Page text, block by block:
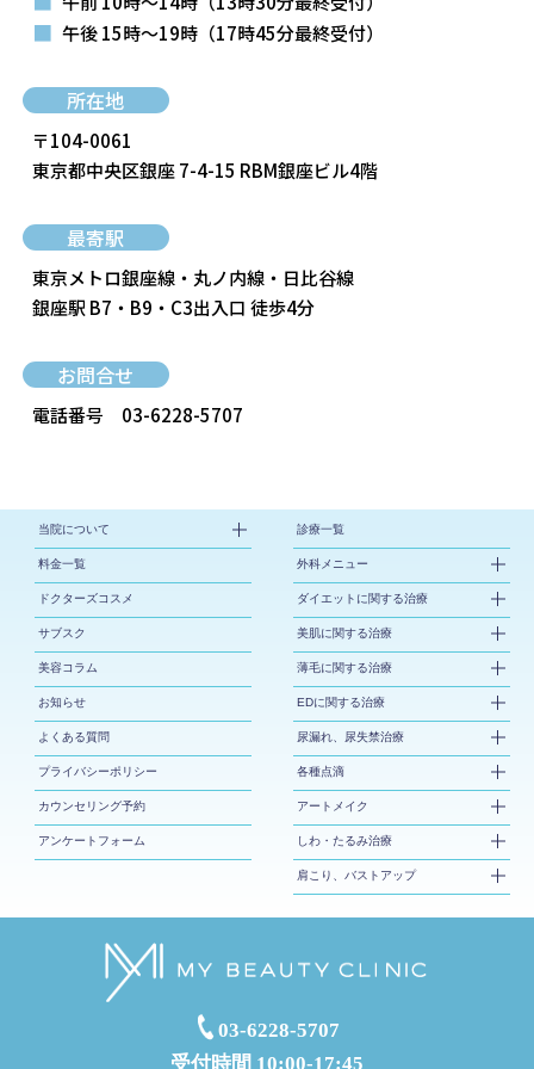
■ 午後 15時～19時 （17時45分最終受付）
所在地
〒104-0061
東京都中央区銀座 7-4-15 RBM銀座ビル4階
最寄駅
東京メトロ銀座線・丸ノ内線・日比谷線
銀座駅 B7・B9・C3出入口 徒歩4分
お問合せ
電話番号 03-6228-5707
当院について
料金一覧
ドクターズコスメ
サブスク
美容コラム
お知らせ
よくある質問
プライバシーポリシー
カウンセリング予約
アンケートフォーム
診療一覧
外科メニュー
ダイエットに関する治療
美肌に関する治療
薄毛に関する治療
EDに関する治療
尿漏れ、尿失禁治療
各種点滴
アートメイク
しわ・たるみ治療
肩こり、バストアップ
03-6228-5707
受付時間 10:00-17:45